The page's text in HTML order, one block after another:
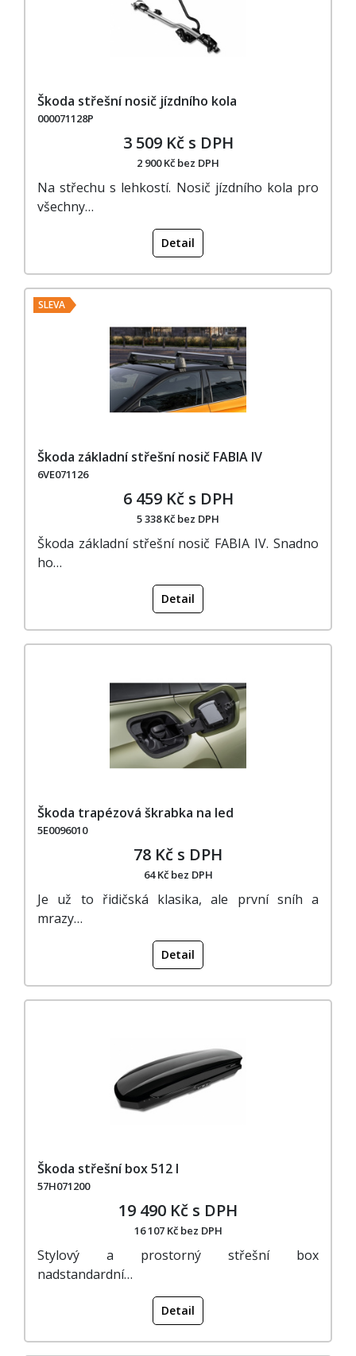
Škoda střešní nosič jízdního kola
000071128P
3 509 Kč s DPH
2 900 Kč bez DPH
Na střechu s lehkostí. Nosič jízdního kola pro
všechny…
Detail
SLEVA
Škoda základní střešní nosič FABIA IV
6VE071126
6 459 Kč s DPH
5 338 Kč bez DPH
Škoda základní střešní nosič FABIA IV. Snadno
ho…
Detail
Škoda trapézová škrabka na led
5E0096010
78 Kč s DPH
64 Kč bez DPH
Je už to řidičská klasika, ale první sníh a
mrazy…
Detail
Škoda střešní box 512 l
57H071200
19 490 Kč s DPH
16 107 Kč bez DPH
Stylový a prostorný střešní box
nadstandardní…
Detail